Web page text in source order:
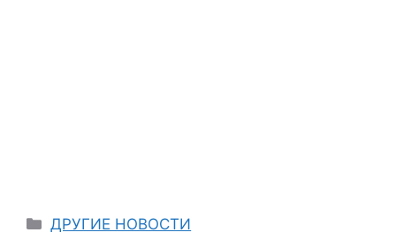
Categories
ДРУГИЕ НОВОСТИ